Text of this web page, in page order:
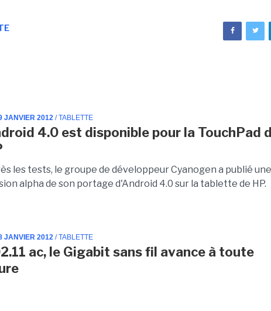
JANVIER 2012 / TABLETTE
4.0 est disponible pour la TouchPad
les tests, le groupe de développeur Cyanogen a publié une
alpha de son portage d'Android 4.0 sur la tablette de HP.
JANVIER 2012 / TABLETTE
ac, le Gigabit sans fil avance à toute